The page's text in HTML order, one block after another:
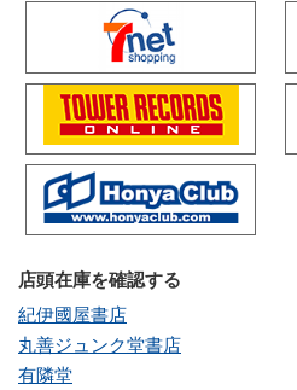
店頭在庫を確認する
紀伊國屋書店
丸善ジュンク堂書店
有隣堂